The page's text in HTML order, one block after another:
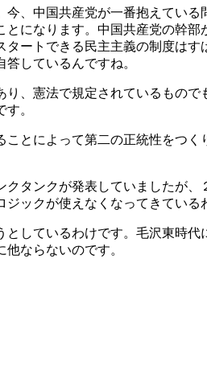
、中国共産党が一番抱えている
になります。中国共産党の幹部
ートできる民主主義の制度は
しているんですね。
、憲法で規定されているもの
。
とによって第二の正統性をつく
タンクが発表していましたが、
ックが使えなくなってきている
しているわけです。毛沢東時
ならないのです。